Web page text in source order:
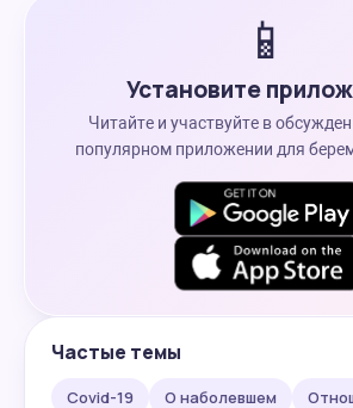
📱
Установите
Читайте и участвуйте в
популярном приложении для
Частые темы
Covid-19 О наболевшем